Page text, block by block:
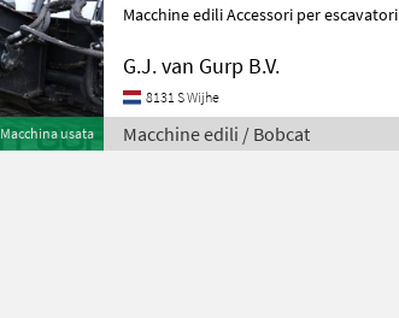
Macchina usata
Macchine edili Accessori per escavatori
G.J. van Gurp B.V.
8131 S Wijhe
Macchine edili / Bobcat